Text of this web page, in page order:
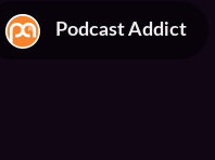
Podcast Addict